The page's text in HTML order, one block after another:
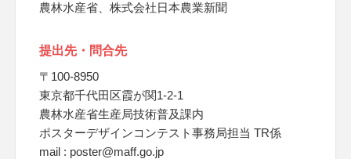
農林水産省、株式会社日本農業新聞
提出先・問合先
〒100-8950
東京都千代田区霞が関1-2-1
農林水産省生産局技術普及課内
ポスターデザインコンテスト事務局担当 TR係
mail : poster@maff.go.jp